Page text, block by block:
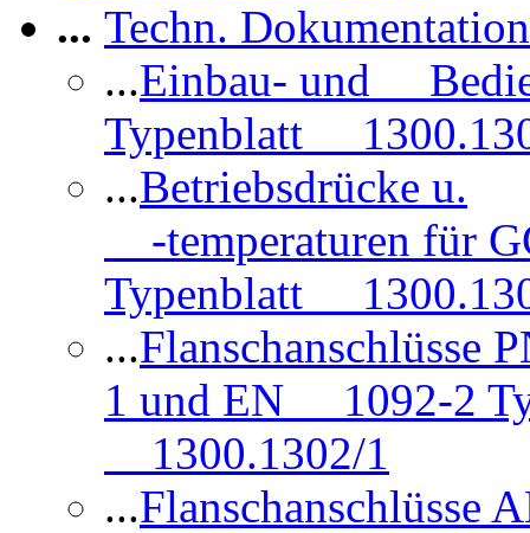
... Techn.
...Einbau- und
Typenblatt
...Betriebsdrücke u.
-temperaturen für
Typenblatt
...
1 und EN 1092-2
1300.1302/1
...